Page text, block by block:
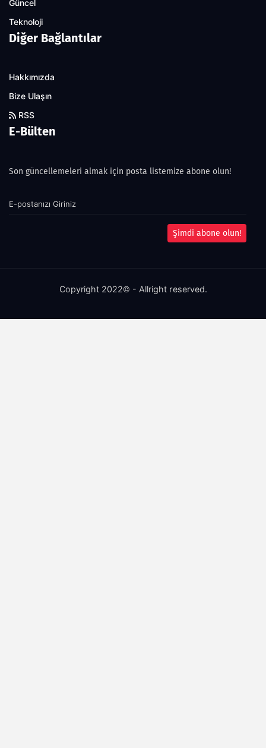
Güncel
Teknoloji
Diğer Bağlantılar
Hakkımızda
Bize Ulaşın
RSS
E-Bülten
Son güncellemeleri almak için posta listemize abone olun!
Şimdi abone olun!
Copyright 2022© - Allright reserved.